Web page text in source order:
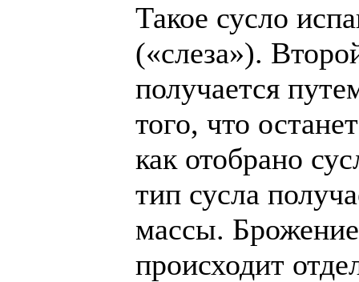
Такое сусло
(«слеза»).
получается
того, что
как отобрано
тип сусла
массы. Брожение
происходит